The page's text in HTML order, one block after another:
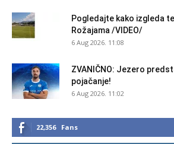
Pogledajte kako izgleda
Rožajama /VIDEO/
6 Aug 2026. 11:08
ZVANIČNO: Jezero
pojačanje!
6 Aug 2026. 11:02
22,356 Fans